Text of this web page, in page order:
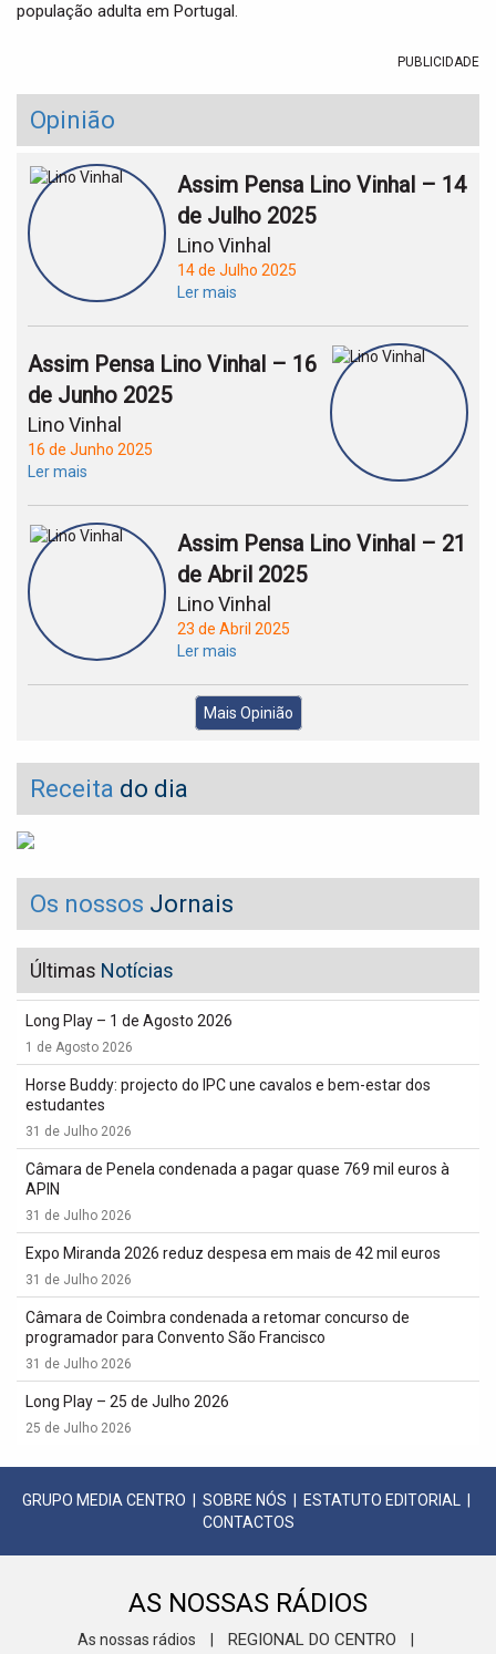
população adulta em Portugal.
PUBLICIDADE
Opinião
Assim Pensa Lino Vinhal – 14
de Julho 2025
Lino Vinhal
14 de Julho 2025
Ler mais
Assim Pensa Lino Vinhal – 16
de Junho 2025
Lino Vinhal
16 de Junho 2025
Ler mais
Assim Pensa Lino Vinhal – 21
de Abril 2025
Lino Vinhal
23 de Abril 2025
Ler mais
Mais Opinião
Receita do dia
Os nossos Jornais
Últimas Notícias
Long Play – 1 de Agosto 2026
1 de Agosto 2026
Horse Buddy: projecto do IPC une cavalos e bem-estar dos
estudantes
31 de Julho 2026
Câmara de Penela condenada a pagar quase 769 mil euros à
APIN
31 de Julho 2026
Expo Miranda 2026 reduz despesa em mais de 42 mil euros
31 de Julho 2026
Câmara de Coimbra condenada a retomar concurso de
programador para Convento São Francisco
31 de Julho 2026
Long Play – 25 de Julho 2026
25 de Julho 2026
GRUPO MEDIA CENTRO SOBRE NÓS ESTATUTO EDITORIAL
CONTACTOS
AS NOSSAS RÁDIOS
As nossas rádios REGIONAL DO CENTRO